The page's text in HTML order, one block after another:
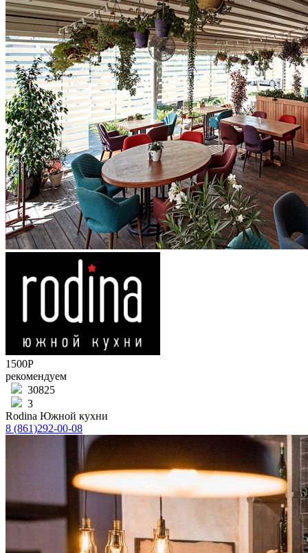
1500Р
рекомендуем
30825
3
Rodina Южной кухни
8 (861)292-00-08